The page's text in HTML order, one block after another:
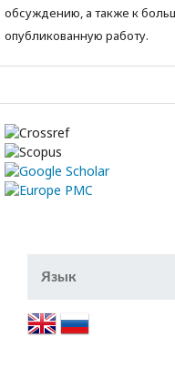
обсуждению, а также к
опубликованную работу.
Язык